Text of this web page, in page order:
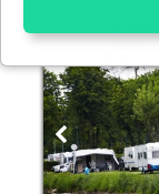
Essenziell
Essenzielle Cookies
Funktionen und sind
Website dringend
werden Teile der